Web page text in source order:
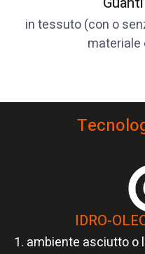
in tessuto (con o
IDRO-
1. ambiente asciutto